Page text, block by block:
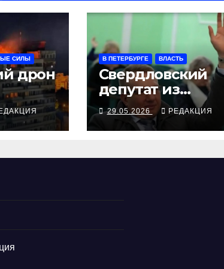
СИЛЫ
дрон
дом,
по
В ПЕТЕРБУРГЕ ВЛАСТЬ
Свердловский
депутат из
Всеволожского
района задержан
ФСБ и арестован
29.05.2026 РЕДАКЦИЯ